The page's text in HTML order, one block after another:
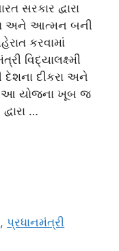
સરકાર દ્વારા
અને આત્મન બની
કરવામાં
વિદ્યાલક્ષ્મી
દીકરા અને
આ યોજના ખૂબ જ
…
,પ્રધાનમંત્રી